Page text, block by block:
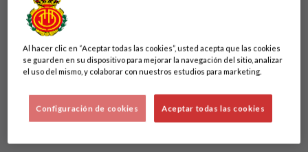
Al hacer clic en “Aceptar todas las cookies”, usted acepta que las cookies
se guarden en su dispositivo para mejorar la navegación del sitio, analizar
el uso del mismo, y colaborar con nuestros estudios para marketing.
Aceptar todas las cookies
Configuración de cookies